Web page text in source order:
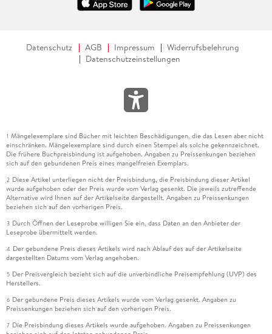
Datenschutz AGB Impressum
Widerrufsbelehrung
Datenschutzeinstellungen
1 Mängelexemplare sind Bücher mit leichten Beschädigungen, die das Lesen aber nicht
einschränken. Mängelexemplare sind durch einen Stempel als solche gekennzeichnet.
Die frühere Buchpreisbindung ist aufgehoben. Angaben zu Preissenkungen beziehen
sich auf den gebundenen Preis eines mangelfreien Exemplars.
2 Diese Artikel unterliegen nicht der Preisbindung, die Preisbindung dieser Artikel
wurde aufgehoben oder der Preis wurde vom Verlag gesenkt. Die jeweils zutreffende
Alternative wird Ihnen auf der Artikelseite dargestellt. Angaben zu Preissenkungen
beziehen sich auf den vorherigen Preis.
3 Durch Öffnen der Leseprobe willigen Sie ein, dass Daten an den Anbieter der
Leseprobe übermittelt werden.
4 Der gebundene Preis dieses Artikels wird nach Ablauf des auf der Artikelseite
dargestellten Datums vom Verlag angehoben.
5 Der Preisvergleich bezieht sich auf die unverbindliche Preisempfehlung (UVP) des
Herstellers.
6 Der gebundene Preis dieses Artikels wurde vom Verlag gesenkt. Angaben zu
Preissenkungen beziehen sich auf den vorherigen Preis.
7 Die Preisbindung dieses Artikels wurde aufgehoben. Angaben zu Preissenkungen